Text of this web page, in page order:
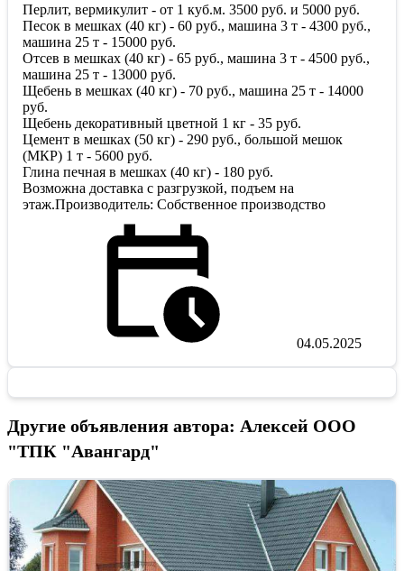
Перлит, вермикулит - от 1 куб.м. 3500 руб. и 5000 руб.
Песок в мешках (40 кг) - 60 руб., машина 3 т - 4300 руб.,
машина 25 т - 15000 руб.
Отсев в мешках (40 кг) - 65 руб., машина 3 т - 4500 руб.,
машина 25 т - 13000 руб.
Щебень в мешках (40 кг) - 70 руб., машина 25 т - 14000
руб.
Щебень декоративный цветной 1 кг - 35 руб.
Цемент в мешках (50 кг) - 290 руб., большой мешок
(МКР) 1 т - 5600 руб.
Глина печная в мешках (40 кг) - 180 руб.
Возможна доставка с разгрузкой, подъем на
этаж.Производитель: Собственное производство
04.05.2025
Другие объявления автора: Алексей ООО
"ТПК "Авангард"